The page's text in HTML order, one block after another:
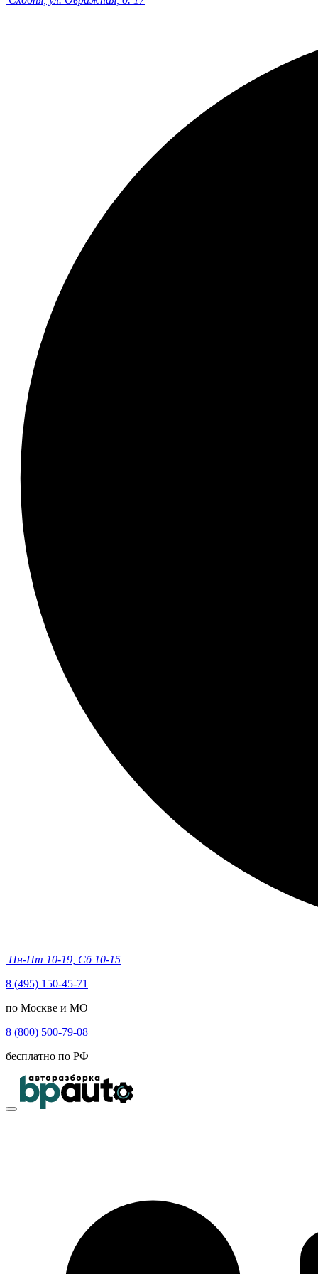
Пн-Пт 10-19, Сб 10-15
8 (495) 150-45-71
по Москве и МО
8 (800) 500-79-08
бесплатно по РФ